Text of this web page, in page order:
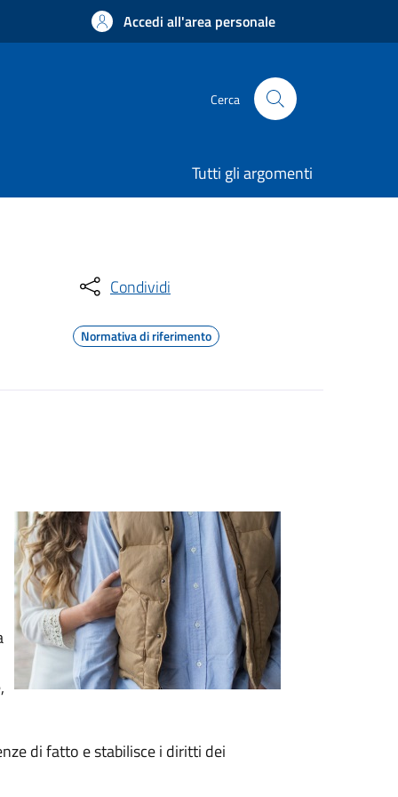
Accedi all'area personale
Cerca
Tutti gli argomenti
Condividi
Normativa di riferimento
di fatto e stabilisce i diritti dei